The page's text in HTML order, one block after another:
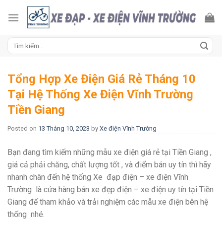
Tổng Hợp Xe Điện Giá Rẻ Tháng 10
Tại Hệ Thống Xe Điện Vĩnh Trường
Tiền Giang
Posted on 13 Tháng 10, 2023 by Xe điện Vĩnh Trường
Bạn đang tìm kiếm những mẫu xe điện giá rẻ tại Tiền Giang ,
giá cả phải chăng, chất lượng tốt , và điểm bán uy tín thì hãy
nhanh chân đến hệ thống Xe đạp điện – xe điện Vĩnh
Trường là cửa hàng bán xe đẹp điện – xe điện uy tín tại Tiền
Giang để tham khảo và trải nghiệm các mẫu xe điện bên hệ
thống nhé.